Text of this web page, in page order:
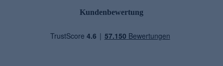
Kundenbewertung